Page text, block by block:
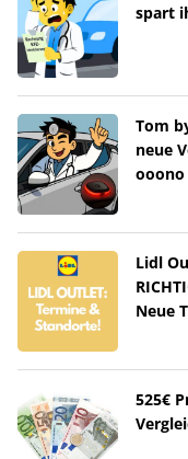
spart
Tom
neue
ooono
Lidl
Neue
525€